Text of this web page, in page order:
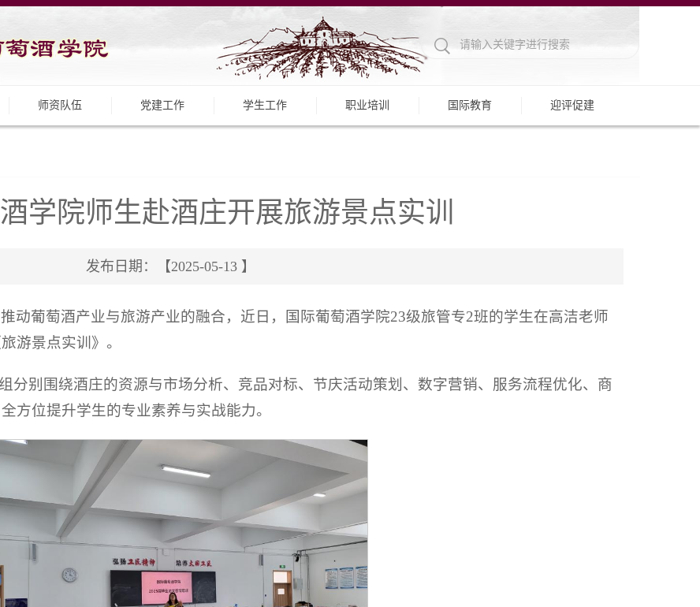
师资队伍 党建工作 学生工作 职业培训 国际教育 迎评促建
学院师生赴酒庄开展旅游景点实训
发布日期：【2025-05-13 】
动葡萄酒产业与旅游产业的融合，近日，国际葡萄酒学院23级旅管专2班的学生在高洁老师
游景点实训》。
分别围绕酒庄的资源与市场分析、竞品对标、节庆活动策划、数字营销、服务流程优化、商
方位提升学生的专业素养与实战能力。